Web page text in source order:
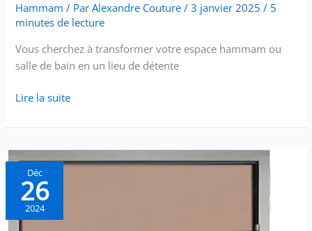
Hammam / ParAlexandre Couture/3 janvier 2025/ 5
minutes de lecture
Vous cherchez à transformer votre espace hammam ou
salle de bain en un lieu de détente
Lire la suite
Déc
26
2024
Test
porte
de
hammam